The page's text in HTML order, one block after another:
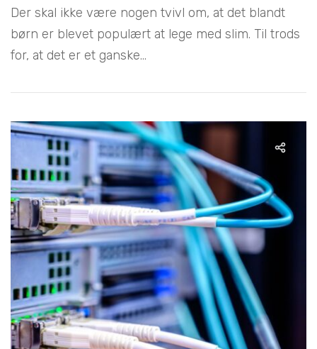
Der skal ikke være nogen tvivl om, at det blandt
børn er blevet populært at lege med slim. Til trods
for, at det er et ganske...